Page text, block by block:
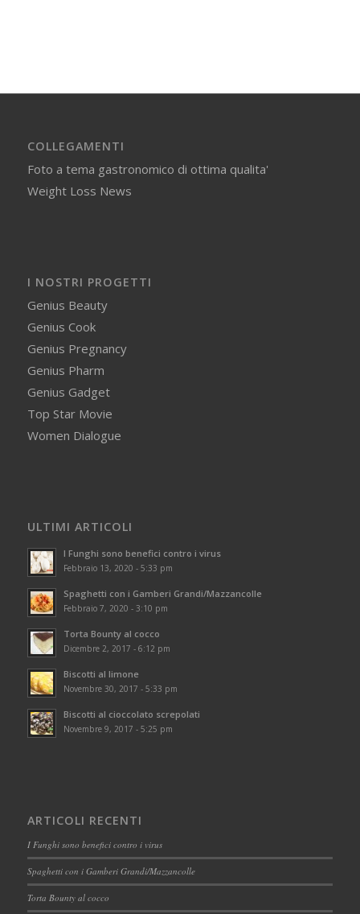
COLLEGAMENTI
Foto a tema gastronomico di ottima qualita'
Weight Loss News
I NOSTRI PROGETTI
Genius Beauty
Genius Cook
Genius Pregnancy
Genius Pharm
Genius Gadget
Top Star Movie
Women Dialogue
ULTIMI ARTICOLI
I Funghi sono benefici contro i virus
Febbraio 13, 2020 - 5:33 pm
Spaghetti con i Gamberi Grandi/Mazzancolle
Febbraio 7, 2020 - 3:10 pm
Torta Bounty al cocco
Dicembre 2, 2017 - 6:12 pm
Biscotti al limone
Novembre 30, 2017 - 5:33 pm
Biscotti al cioccolato screpolati
Novembre 9, 2017 - 5:25 pm
ARTICOLI RECENTI
I Funghi sono benefici contro i virus
Spaghetti con i Gamberi Grandi/Mazzancolle
Torta Bounty al cocco